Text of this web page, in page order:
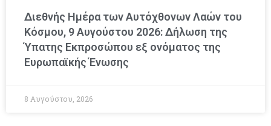
Διεθνής Ημέρα των Αυτόχθονων Λαών του
Κόσμου, 9 Αυγούστου 2026: Δήλωση της
Ύπατης Εκπροσώπου εξ ονόματος της
Ευρωπαϊκής Ένωσης
8 Αυγούστου, 2026